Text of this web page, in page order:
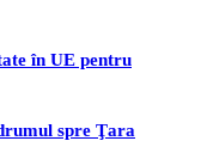
în UE pentru
spre Ţara